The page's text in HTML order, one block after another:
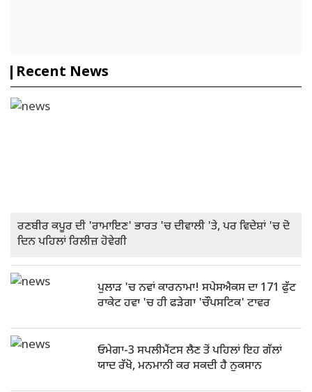
Recent News
ਰਣਬੀਰ ਕਪੂਰ ਦੀ 'ਰਾਮਾਇਣ' ਭਾਰਤ 'ਚ ਦੀਵਾਲੀ 'ਤੇ, ਪਰ ਵਿਦੇਸ਼ਾਂ 'ਚ ਦੋ
ਦਿਨ ਪਹਿਲਾਂ ਰਿਲੀਜ਼ ਹੋਵੇਗੀ
ਪੁਲਾੜ 'ਚ ਨਵਾਂ ਕਾਰਨਾਮਾ! ਸਪੇਸਐਕਸ ਦਾ 171 ਫੁੱਟ
ਰਾਕੇਟ ਹਵਾ 'ਚ ਹੀ ਫੜੇਗਾ 'ਚੌਪਸਟਿਕ' ਟਾਵਰ
ਓਮੇਗਾ-3 ਸਪਲੀਮੈਂਟਸ ਲੈਣ ਤੋਂ ਪਹਿਲਾਂ ਇਹ ਗੱਲਾਂ
ਯਾਦ ਰੱਖੋ, ਮਨਮਾਨੀ ਕਰ ਸਕਦੀ ਹੈ ਨੁਕਸਾਨ